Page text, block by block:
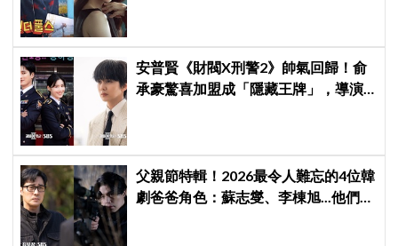
安普賢《財閥X刑警2》帥氣回歸！俞
承豪驚喜加盟成「隱藏王牌」，導演
父親節特輯！2026最令人難忘的4位韓
劇爸爸角色：蘇志燮、李棟旭...他們連